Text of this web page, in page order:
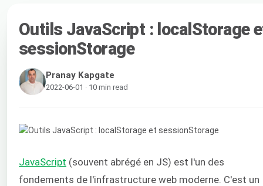
Outils JavaScript : localStorage
sessionStorage
Pranay Kapgate
2022-06-01 · 10 min read
JavaScript (souvent abrégé en JS) est l'un des
fondements de l'infrastructure web moderne. C'est un